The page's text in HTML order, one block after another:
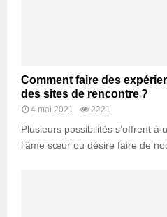
Comment faire des
des sites de rencontre ?
4 mai 2021 2221
Plusieurs possibilités s’offrent à
l’âme sœur ou désire faire de